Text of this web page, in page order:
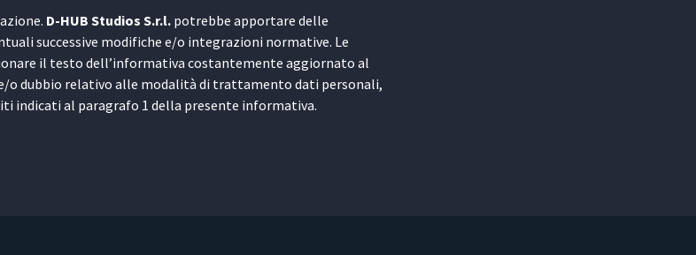
D-HUB Studios S.r.l. potrebbe apportare delle
successive modifiche e/o integrazioni normative. Le
il testo dell’informativa costantemente aggiornato al
o dubbio relativo alle modalità di trattamento dati personali,
indicati al paragrafo 1 della presente informativa.